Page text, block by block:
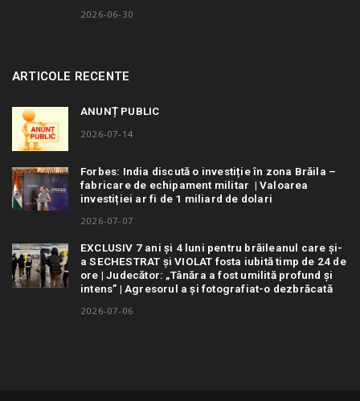
2026-06-30
ARTICOLE RECENTE
ANUNȚ PUBLIC
2026-07-14
Forbes: India discută o investiție în zona Brăila –
fabricare de echipament militar | Valoarea
investiției ar fi de 1 miliard de dolari
2026-07-07
EXCLUSIV 7 ani și 4 luni pentru brăileanul care și-
a SECHESTRAT și VIOLAT fosta iubită timp de 24 de
ore | Judecător: „Tânăra a fost umilită profund și
intens” | Agresorul a și fotografiat-o dezbrăcată
2026-07-06